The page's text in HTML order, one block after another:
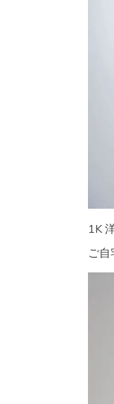
1K
ご